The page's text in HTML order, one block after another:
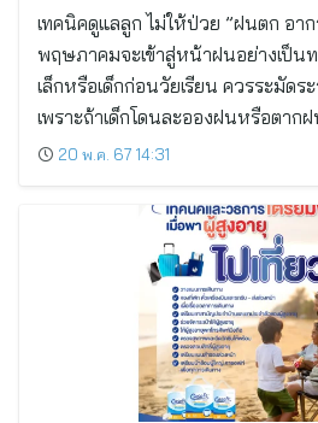
เทคนิคดูแลลูก ไม่ให้ป่วย ”ฝนตก อาก
พฤษภาคมจะเข้าสู่หน้าฝนอย่างเป็น
เล็กหรือเด็กก่อนวัยเรียน ควรระมัดร
เพราะถ้าเด็กโดนละอองฝนหรือตาก
20 พ.ค. 67 14:31